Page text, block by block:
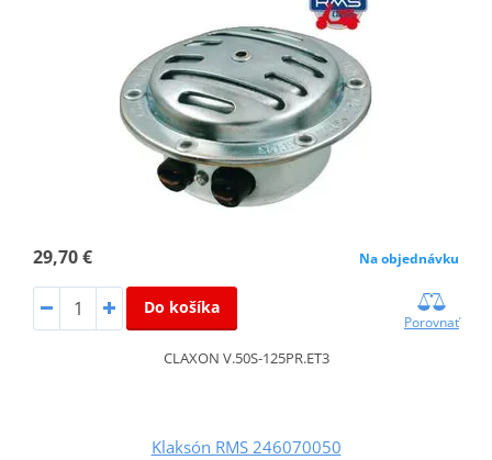
29,70 € Na objednávku
Do košíka
Porovnať
CLAXON V.50S-125PR.ET3
Klaksón RMS 246070050